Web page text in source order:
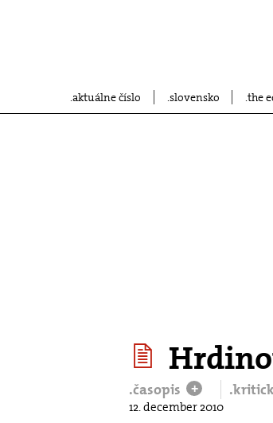
aktuálne číslo slovensko the
.časopis +
12. december 2010